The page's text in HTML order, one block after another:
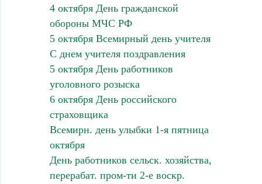
4 октября День гражданской
обороны МЧС РФ
5 октября Всемирный день учителя
С днем учителя поздравления
5 октября День работников
уголовного розыска
6 октября День российского
страховщика
Всемирн. день улыбки 1-я пятница
октября
День работников сельск. хозяйства,
перерабат. пром-ти 2-е воскр.